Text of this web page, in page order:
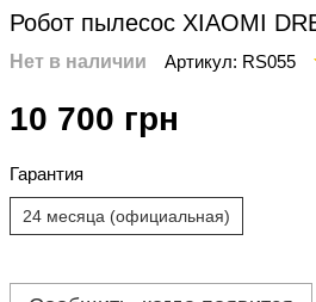
Робот пылесос XIAOMI
Нет в наличии Артикул: RS055
10 700 грн
Гарантия
24 месяца (официальная)